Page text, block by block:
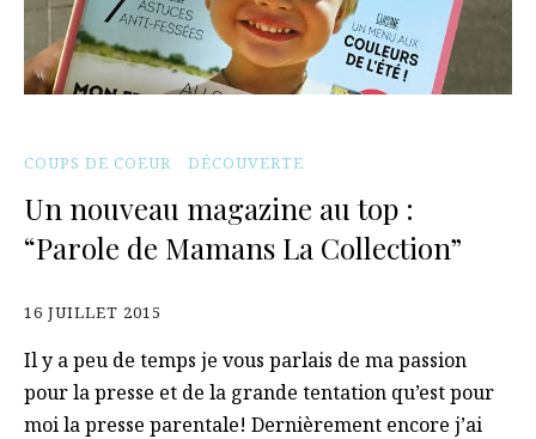
COUPS DE COEUR DÉCOUVERTE
Un nouveau magazine au top :
“Parole de Mamans La Collection”
16 JUILLET 2015
Il y a peu de temps je vous parlais de ma passion
pour la presse et de la grande tentation qu’est pour
moi la presse parentale! Dernièrement encore j’ai